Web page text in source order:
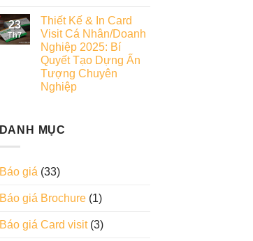
23
Th7
Thiết Kế & In Card
Visit Cá Nhân/Doanh
Nghiệp 2025: Bí
Quyết Tạo Dựng Ấn
Tượng Chuyên
Nghiệp
DANH MỤC
Báo giá (33)
Báo giá Brochure(1)
Báo giá Card visit(3)